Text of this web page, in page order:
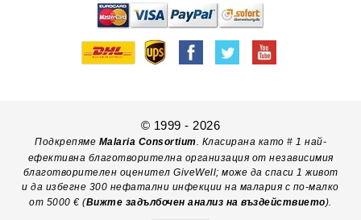
© 1999 - 2026
Подкрепяме Malaria Consortium. Класирана като # 1 най-
ефективна благотворителна организация от независимия
благотворителен оценител GiveWell; може да спаси 1 живот
и да избегне 300 нефатални инфекции на малария с по-малко
от 5000 € (Вижте задълбочен анализ на въздействието).